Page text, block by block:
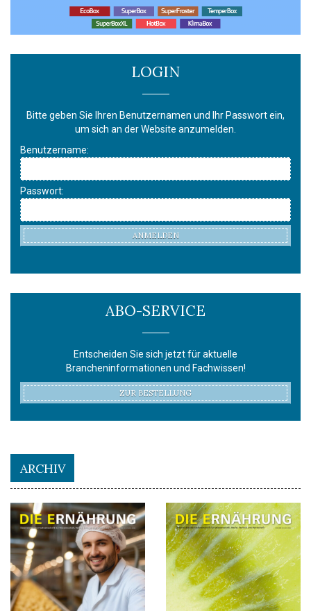
LOGIN
Bitte geben Sie Ihren Benutzernamen und Ihr Passwort ein,
um sich an der Website anzumelden.
Benutzername:
Passwort:
ANMELDEN
ABO-SERVICE
Entscheiden Sie sich jetzt für aktuelle
Brancheninformationen und Fachwissen!
ZUR BESTELLUNG
ARCHIV